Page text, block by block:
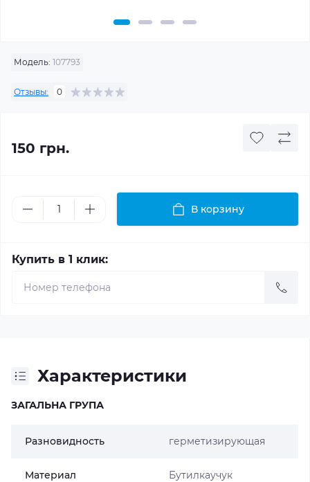
Модель: 107793
Отзывы: 0
150 грн.
В корзину
Купить в 1 клик:
Характеристики
ЗАГАЛЬНА ГРУПА
Разновидность герметизирующая
Материал Бутилкаучук